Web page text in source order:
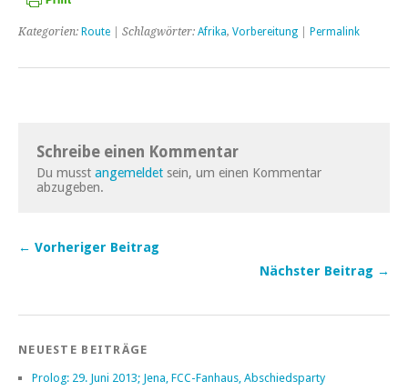
Kategorien: Route | Schlagwörter: Afrika, Vorbereitung Permalink
Schreibe einen Kommentar
Du musst angemeldet sein, um einen Kommentar
abzugeben.
← Vorheriger Beitrag
Nächster Beitrag →
NEUESTE BEITRÄGE
Prolog: 29. Juni 2013; Jena, FCC-Fanhaus, Abschiedsparty